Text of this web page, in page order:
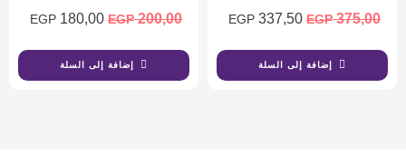
375,00
EGP
337,50
EGP
إضافة إلى السلة
200,00
EGP
180,00
EGP
إضافة إلى السلة